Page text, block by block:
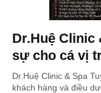
Dr.Huệ Clinic
sự cho cá vị
Dr.Huệ Clinic & Spa
khách hàng và điều